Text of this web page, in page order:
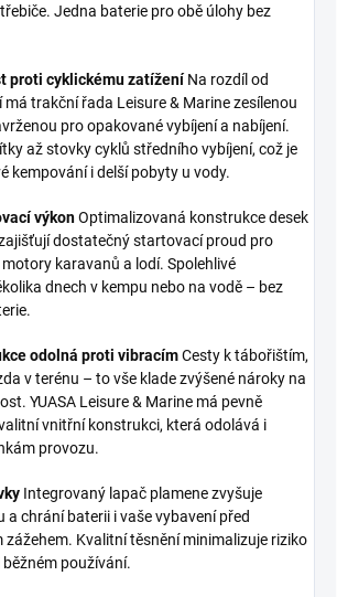
Jedna baterie pro obě úlohy bez
proti cyklickému zatíženíNa rozdíl od
trakční řada Leisure & Marine zesílenou
pro opakované vybíjení a nabíjení.
až stovky cyklů středního vybíjení, což je
kempování i delší pobyty u vody.
výkonOptimalizovaná konstrukce desek
dostatečný startovací proud pro
karavanů a lodí. Spolehlivé
dnech v kempu nebo na vodě – bez
odolná proti vibracímCesty k tábořištím,
v terénu – to vše klade zvýšené nároky na
YUASA Leisure & Marine má pevně
vnitřní konstrukci, která odolává i
provozu.
Integrovaný lapač plamene zvyšuje
a chrání baterii i vaše vybavení před
Kvalitní těsnění minimalizuje riziko
používání.